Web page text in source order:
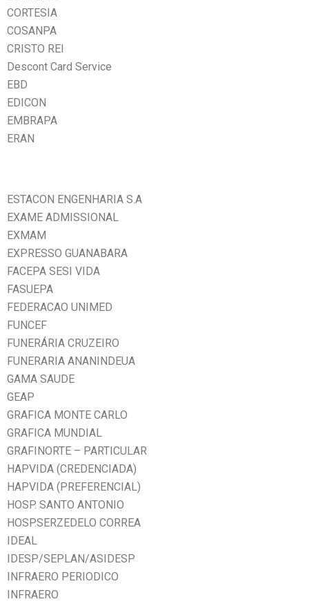
CORTESIA
COSANPA
CRISTO REI
Descont Card Service
EBD
EDICON
EMBRAPA
ERAN
ESTACON ENGENHARIA S.A
EXAME ADMISSIONAL
EXMAM
EXPRESSO GUANABARA
FACEPA SESI VIDA
FASUEPA
FEDERACAO UNIMED
FUNCEF
FUNERÁRIA CRUZEIRO
FUNERARIA ANANINDEUA
GAMA SAUDE
GEAP
GRAFICA MONTE CARLO
GRAFICA MUNDIAL
GRAFINORTE – PARTICULAR
HAPVIDA (CREDENCIADA)
HAPVIDA (PREFERENCIAL)
HOSP. SANTO ANTONIO
HOSP.SERZEDELO CORREA
IDEAL
IDESP/SEPLAN/ASIDESP
INFRAERO PERIODICO
INFRAERO